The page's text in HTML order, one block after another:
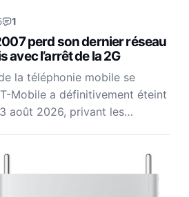
1
perd son dernier réseau
l’arrêt de la 2G
la téléphonie mobile se
Mobile a définitivement éteint
août 2026, privant les…